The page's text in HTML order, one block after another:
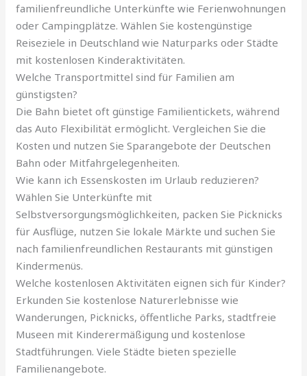
familienfreundliche Unterkünfte wie Ferienwohnungen
oder Campingplätze. Wählen Sie kostengünstige
Reiseziele in Deutschland wie Naturparks oder Städte
mit kostenlosen Kinderaktivitäten.
Welche Transportmittel sind für Familien am
günstigsten?
Die Bahn bietet oft günstige Familientickets, während
das Auto Flexibilität ermöglicht. Vergleichen Sie die
Kosten und nutzen Sie Sparangebote der Deutschen
Bahn oder Mitfahrgelegenheiten.
Wie kann ich Essenskosten im Urlaub reduzieren?
Wählen Sie Unterkünfte mit
Selbstversorgungsmöglichkeiten, packen Sie Picknicks
für Ausflüge, nutzen Sie lokale Märkte und suchen Sie
nach familienfreundlichen Restaurants mit günstigen
Kindermenüs.
Welche kostenlosen Aktivitäten eignen sich für Kinder?
Erkunden Sie kostenlose Naturerlebnisse wie
Wanderungen, Picknicks, öffentliche Parks, stadtfreie
Museen mit Kinderermäßigung und kostenlose
Stadtführungen. Viele Städte bieten spezielle
Familienangebote.